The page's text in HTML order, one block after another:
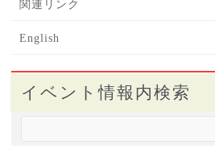
関連リンク
English
イベント情報内検索